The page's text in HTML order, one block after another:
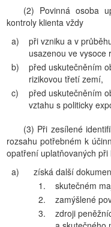
(2) Povinná osoba
kontroly klienta vždy
a)
při vzniku a v
usazenou ve vysoce
b)
před uskutečněním
rizikovou třetí zemí,
c)
před uskutečněním
vztahu s politicky
(3) Při zesílené
rozsahu potřebném k
opatření uplatňovaných
a)
získá další
1.
skutečném
2.
zamýšlené
3.
zdroji